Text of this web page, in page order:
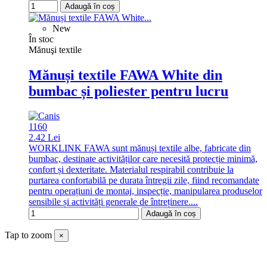
Adaugă în coș
New
În stoc
Mănuşi textile
Mănuși textile FAWA White din
bumbac și poliester pentru lucru
1160
2.42 Lei
WORKLINK FAWA sunt mănuși textile albe, fabricate din
bumbac, destinate activităților care necesită protecție minimă,
confort și dexteritate. Materialul respirabil contribuie la
purtarea confortabilă pe durata întregii zile, fiind recomandate
pentru operațiuni de montaj, inspecție, manipularea produselor
sensibile și activități generale de întreținere....
Adaugă în coș
Tap to zoom ×